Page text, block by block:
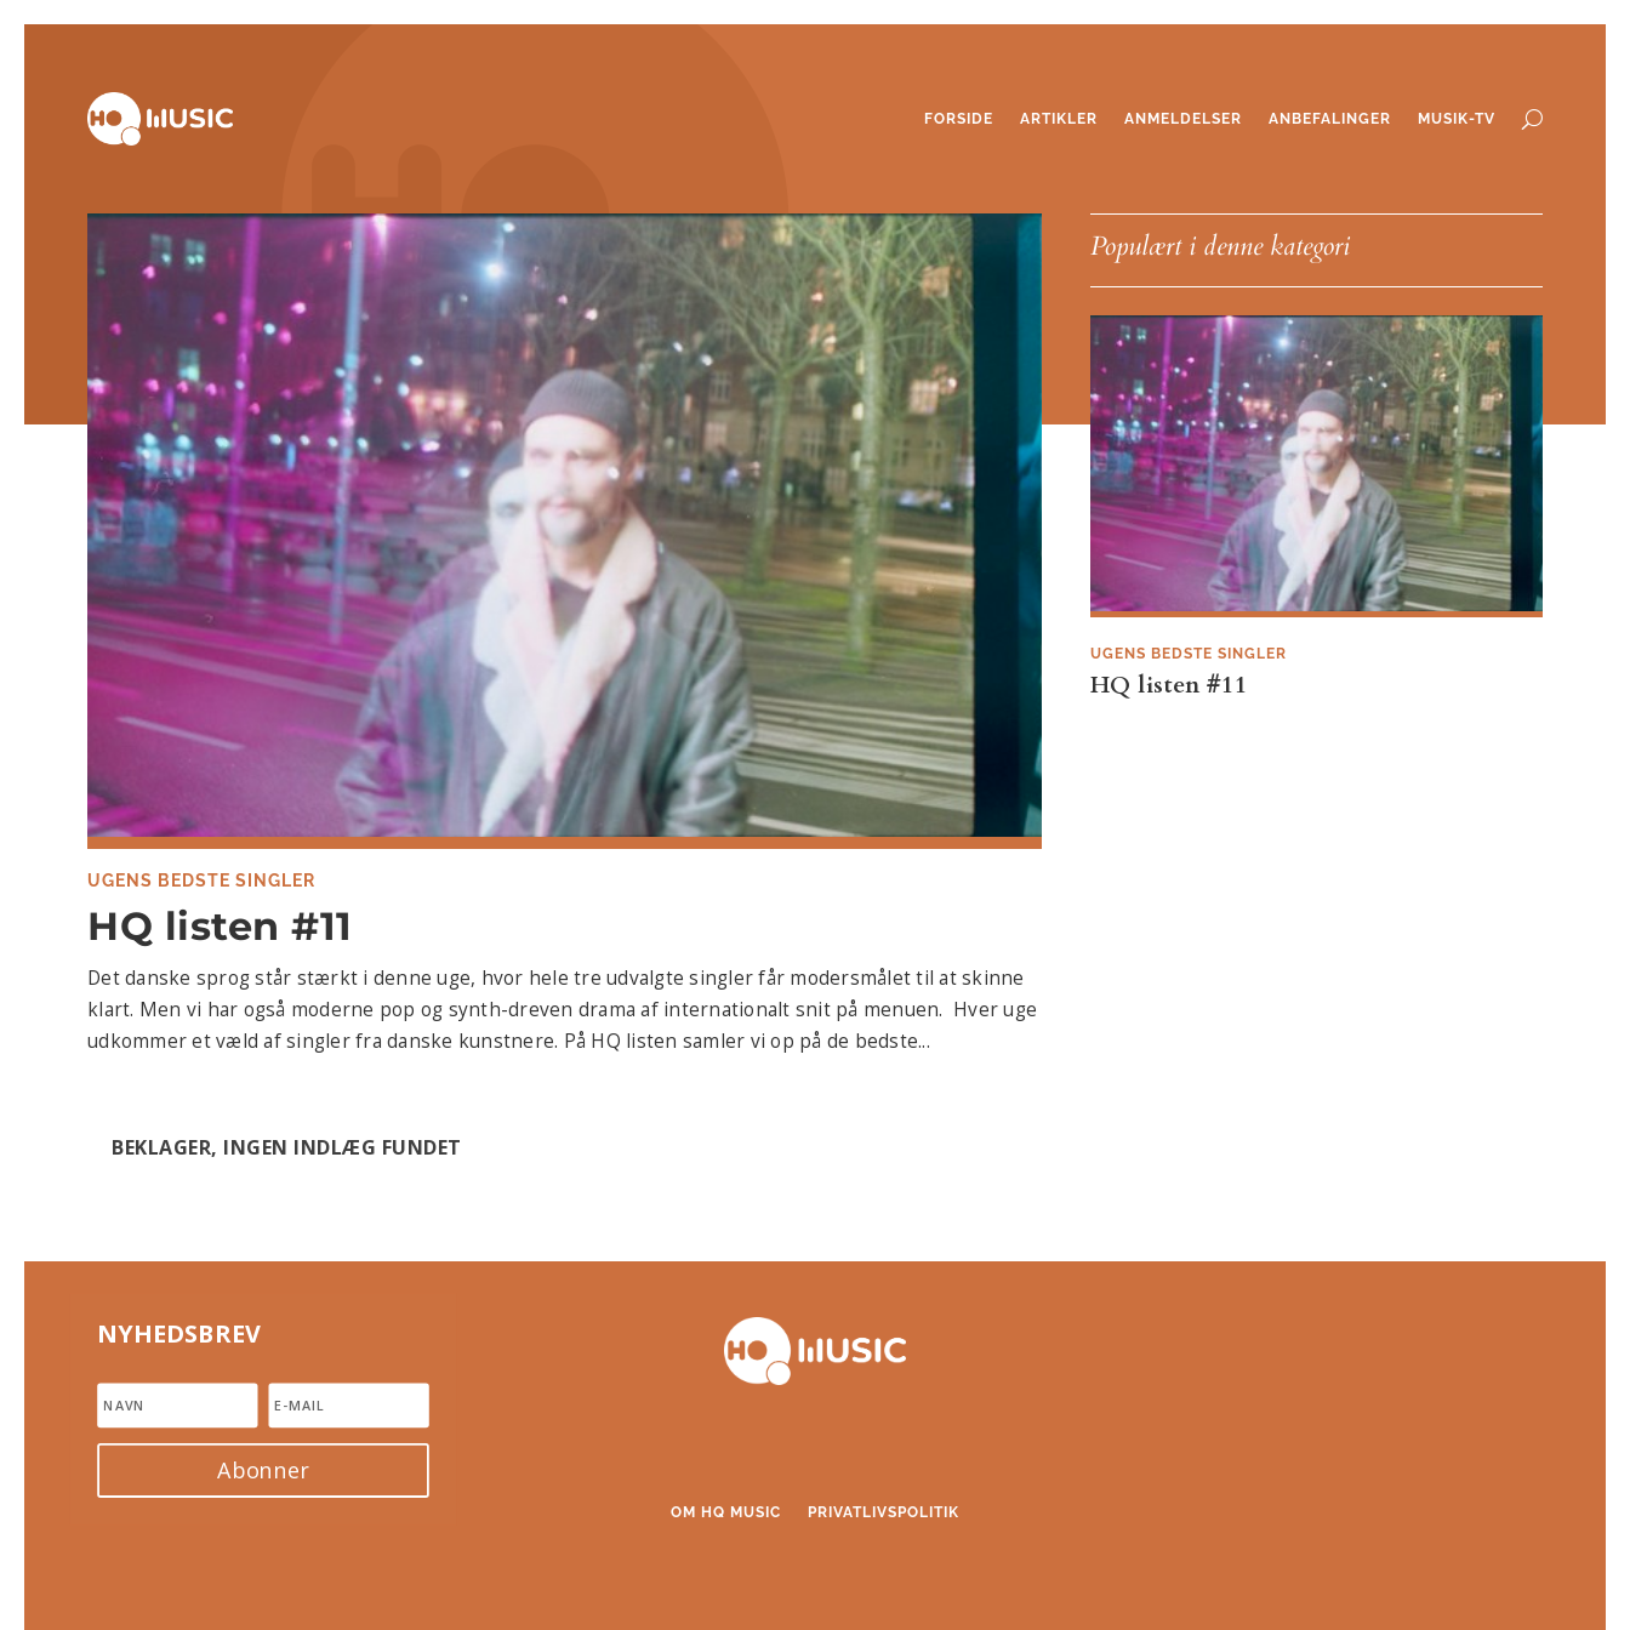
FORSIDE ARTIKLER ANMELDELSER ANBEFALINGER MUSIK-TV
UGENS BEDSTE SINGLER
HQ listen #11
Det danske sprog står stærkt i denne uge, hvor hele tre udvalgte singler får modersmålet til at skinne
klart. Men vi har også moderne pop og synth-dreven drama af internationalt snit på menuen. Hver uge
udkommer et væld af singler fra danske kunstnere. På HQ listen samler vi op på de bedste...
Populært i denne kategori
UGENS BEDSTE SINGLER
HQ listen #11
BEKLAGER, INGEN INDLÆG FUNDET
NYHEDSBREV
Abonner
OM HQ MUSIC PRIVATLIVSPOLITIK